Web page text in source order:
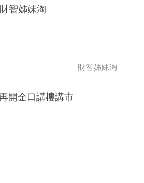
智姊妹淘
財智姊妹淘
開金口講樓講市